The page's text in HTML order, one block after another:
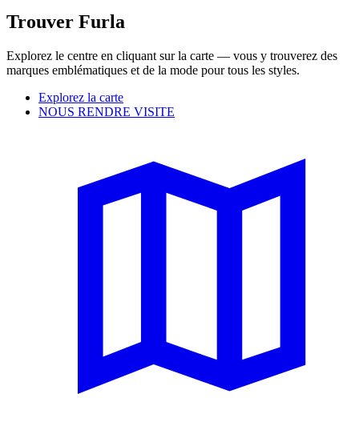
Trouver Furla
Explorez le centre en cliquant sur la carte — vous y trouverez des
marques emblématiques et de la mode pour tous les styles.
Explorez la carte
NOUS RENDRE VISITE